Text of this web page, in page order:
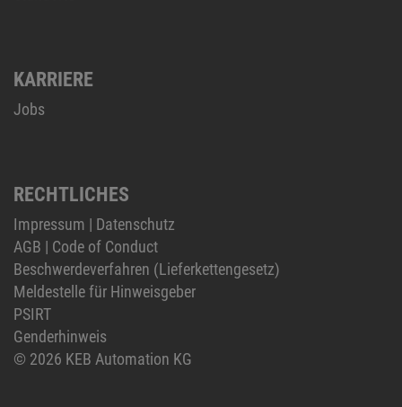
KARRIERE
Jobs
RECHTLICHES
Impressum | Datenschutz
AGB | Code of Conduct
Beschwerdeverfahren (Lieferkettengesetz)
Meldestelle für Hinweisgeber
PSIRT
Genderhinweis
© 2026 KEB Automation KG